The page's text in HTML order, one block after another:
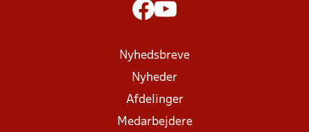
Nyhedsbreve
Nyheder
Afdelinger
Medarbejdere